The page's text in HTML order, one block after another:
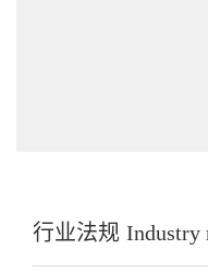
行业法规 Industry